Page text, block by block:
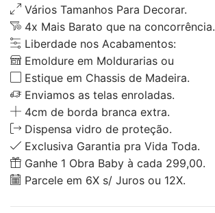
Vários Tamanhos Para Decorar.
4x Mais Barato que na concorrência.
Liberdade nos Acabamentos:
Emoldure em Moldurarias ou
Estique em Chassis de Madeira.
Enviamos as telas enroladas.
4cm de borda branca extra.
Dispensa vidro de proteção.
Exclusiva Garantia pra Vida Toda.
Ganhe 1 Obra Baby à cada 299,00.
Parcele em 6X s/ Juros ou 12X.